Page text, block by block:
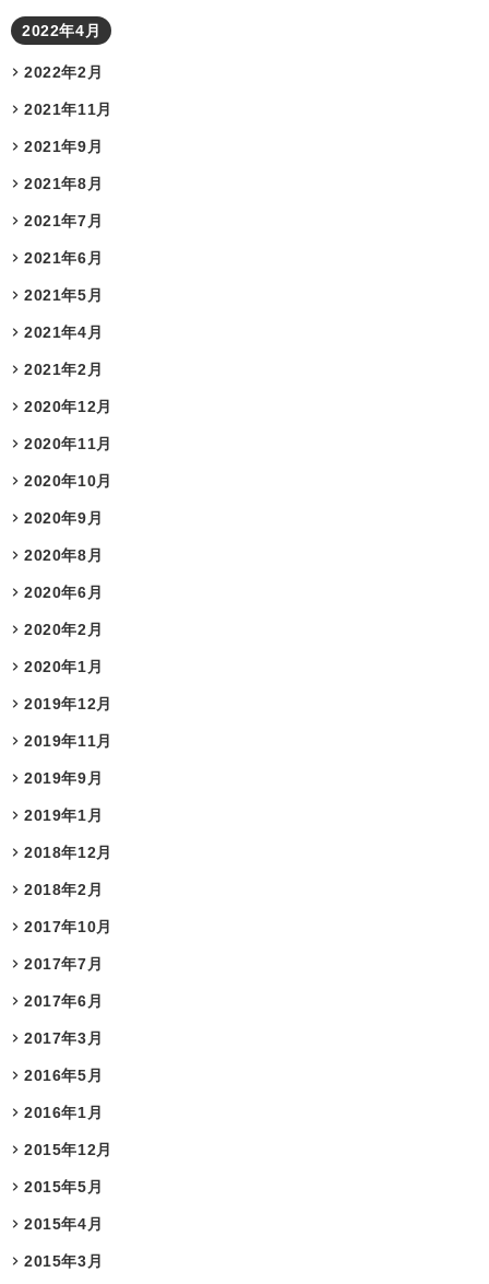
2022年4月
2022年2月
2021年11月
2021年9月
2021年8月
2021年7月
2021年6月
2021年5月
2021年4月
2021年2月
2020年12月
2020年11月
2020年10月
2020年9月
2020年8月
2020年6月
2020年2月
2020年1月
2019年12月
2019年11月
2019年9月
2019年1月
2018年12月
2018年2月
2017年10月
2017年7月
2017年6月
2017年3月
2016年5月
2016年1月
2015年12月
2015年5月
2015年4月
2015年3月